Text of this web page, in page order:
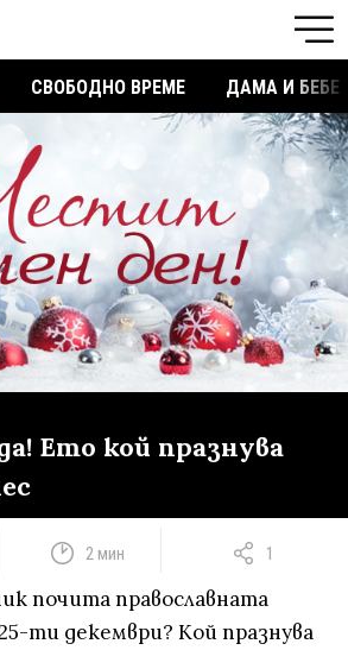
СВОБОДНО ВРЕМЕ ДАМА И БЕБЕ
Ето кой празнува
2 мин 1
почита православната
ти декември? Кой празнува